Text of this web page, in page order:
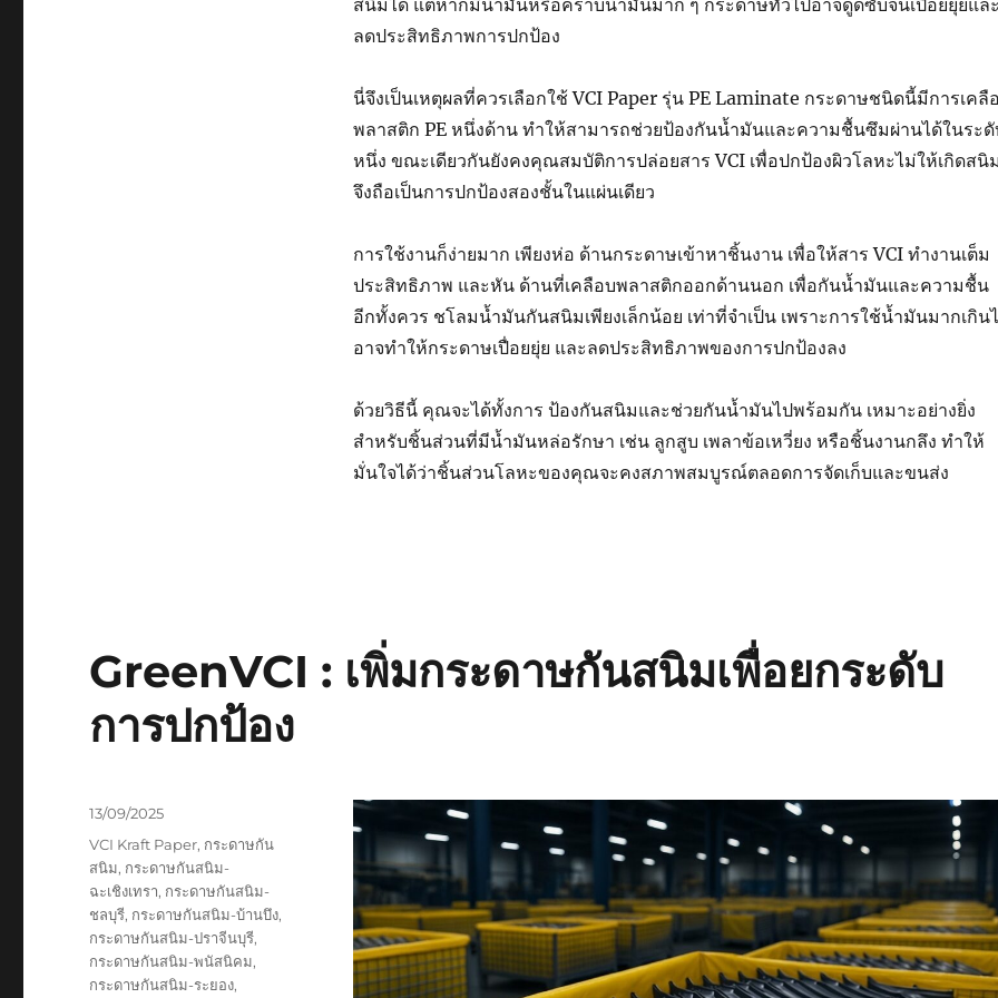
สนิมได้ แต่หากมีน้ำมันหรือคราบน้ำมันมาก ๆ กระดาษทั่วไปอาจดูดซับจนเปื่อยยุ่ยและ
ลดประสิทธิภาพการปกป้อง
นี่จึงเป็นเหตุผลที่ควรเลือกใช้ VCI Paper รุ่น PE Laminate กระดาษชนิดนี้มีการเคลื
พลาสติก PE หนึ่งด้าน ทำให้สามารถช่วยป้องกันน้ำมันและความชื้นซึมผ่านได้ในระดั
หนึ่ง ขณะเดียวกันยังคงคุณสมบัติการปล่อยสาร VCI เพื่อปกป้องผิวโลหะไม่ให้เกิดสนิม
จึงถือเป็นการปกป้องสองชั้นในแผ่นเดียว
การใช้งานก็ง่ายมาก เพียงห่อ ด้านกระดาษเข้าหาชิ้นงาน เพื่อให้สาร VCI ทำงานเต็ม
ประสิทธิภาพ และหัน ด้านที่เคลือบพลาสติกออกด้านนอก เพื่อกันน้ำมันและความชื้น
อีกทั้งควร ชโลมน้ำมันกันสนิมเพียงเล็กน้อย เท่าที่จำเป็น เพราะการใช้น้ำมันมากเกิน
อาจทำให้กระดาษเปื่อยยุ่ย และลดประสิทธิภาพของการปกป้องลง
ด้วยวิธีนี้ คุณจะได้ทั้งการ ป้องกันสนิมและช่วยกันน้ำมันไปพร้อมกัน เหมาะอย่างยิ่ง
สำหรับชิ้นส่วนที่มีน้ำมันหล่อรักษา เช่น ลูกสูบ เพลาข้อเหวี่ยง หรือชิ้นงานกลึง ทำให้
มั่นใจได้ว่าชิ้นส่วนโลหะของคุณจะคงสภาพสมบูรณ์ตลอดการจัดเก็บและขนส่ง
GreenVCI : เพิ่มกระดาษกันสนิมเพื่อยกระดับ
การปกป้อง
Posted
13/09/2025
Tags
VCI Kraft Paper, กระดาษกัน
สนิม, กระดาษกันสนิม-
ฉะเชิงเทรา, กระดาษกันสนิม-
ชลบุรี, กระดาษกันสนิม-บ้านบึง,
กระดาษกันสนิม-ปราจีนบุรี,
กระดาษกันสนิม-พนัสนิคม,
กระดาษกันสนิม-ระยอง,